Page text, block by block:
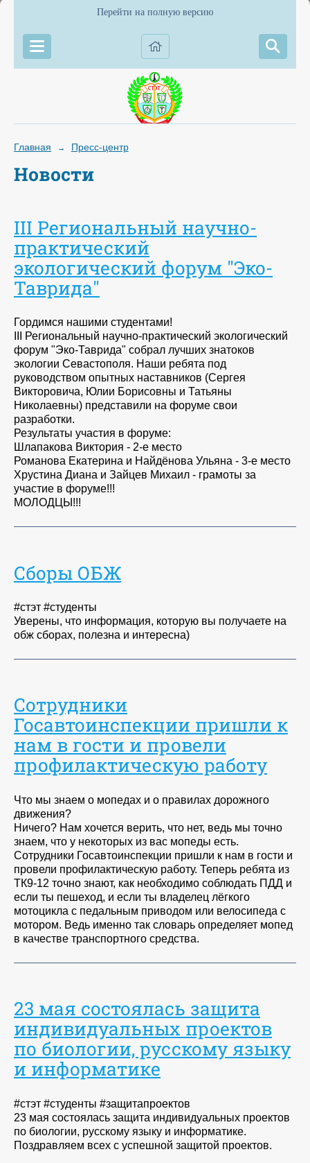
Перейти на полную версию
Главная → Пресс-центр
Новости
III Региональный научно-
практический
экологический форум "Эко-
Таврида"
Гордимся нашими студентами!
III Региональный научно-практический экологический
форум "Эко-Таврида" собрал лучших знатоков
экологии Севастополя. Наши ребята под
руководством опытных наставников (Сергея
Викторовича, Юлии Борисовны и Татьяны
Николаевны) представили на форуме свои
разработки.
Результаты участия в форуме:
Шлапакова Виктория - 2-е место
Романова Екатерина и Найдёнова Ульяна - 3-е место
Хрустина Диана и Зайцев Михаил - грамоты за
участие в форуме!!!
МОЛОДЦЫ!!!
Сборы ОБЖ
#стэт #студенты
Уверены, что информация, которую вы получаете на
обж сборах, полезна и интересна)
Сотрудники
Госавтоинспекции пришли к
нам в гости и провели
профилактическую работу
Что мы знаем о мопедах и о правилах дорожного
движения?
Ничего? Нам хочется верить, что нет, ведь мы точно
знаем, что у некоторых из вас мопеды есть.
Сотрудники Госавтоинспекции пришли к нам в гости и
провели профилактическую работу. Теперь ребята из
ТК9-12 точно знают, как необходимо соблюдать ПДД и
если ты пешеход, и если ты владелец лёгкого
мотоцикла с педальным приводом или велосипеда с
мотором. Ведь именно так словарь определяет мопед
в качестве транспортного средства.
23 мая состоялась защита
индивидуальных проектов
по биологии, русскому языку
и информатике
#стэт #студенты #защитапроектов
23 мая состоялась защита индивидуальных проектов
по биологии, русскому языку и информатике.
Поздравляем всех с успешной защитой проектов.